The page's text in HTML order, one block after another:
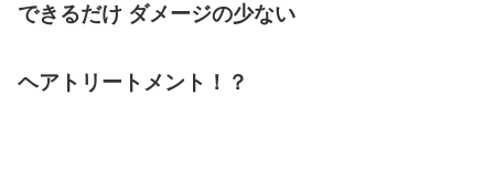
できるだけ ダメージの少ない
ヘアトリートメント！？